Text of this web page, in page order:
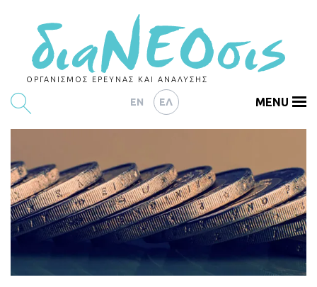
ΟΡΓΑΝΙΣΜΟΣ ΕΡΕΥΝΑΣ ΚΑΙ ΑΝΑΛΥΣΗΣ
EN ΕΛ
ΑΡΘΡΟΓΡΑΦΙΑ
ΕΚΔΗΛΩΣΕΙΣ
DATA
ΔΕΙΚΤΕΣ
MENU